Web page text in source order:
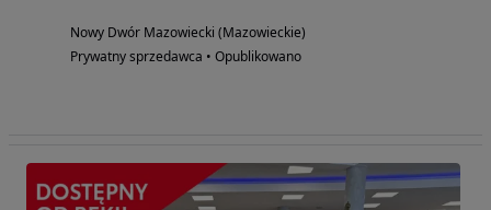
Nowy Dwór Mazowiecki (Mazowieckie)
Prywatny sprzedawca • Opublikowano